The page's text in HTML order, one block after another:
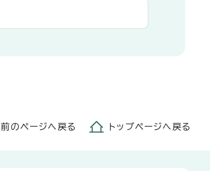
前のページへ戻る トップページへ戻る